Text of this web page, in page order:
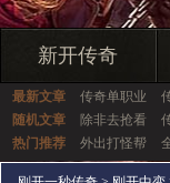
新开传奇
最新文章 传奇单职业
随机文章
除非去抢看
热门推荐
外出打怪帮